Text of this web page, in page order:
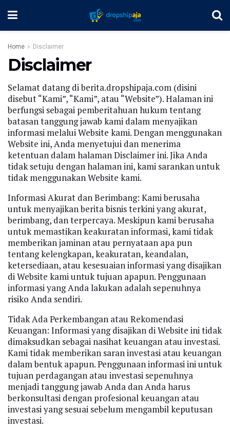
Home Disclaimer
Disclaimer
Selamat datang di berita.dropshipaja.com (disini
disebut “Kami”, “Kami”, atau “Website”). Halaman ini
berfungsi sebagai pemberitahuan hukum tentang
batasan tanggung jawab kami dalam menyajikan
informasi melalui Website kami. Dengan menggunakan
Website ini, Anda menyetujui dan menerima
ketentuan dalam halaman Disclaimer ini. Jika Anda
tidak setuju dengan halaman ini, kami sarankan untuk
tidak menggunakan Website kami.
Informasi Akurat dan Berimbang: Kami berusaha
untuk menyajikan berita bisnis terkini yang akurat,
berimbang, dan terpercaya. Meskipun kami berusaha
untuk memastikan keakuratan informasi, kami tidak
memberikan jaminan atau pernyataan apa pun
tentang kelengkapan, keakuratan, keandalan,
ketersediaan, atau kesesuaian informasi yang disajikan
di Website kami untuk tujuan apapun. Penggunaan
informasi yang Anda lakukan adalah sepenuhnya
risiko Anda sendiri.
Tidak Ada Perkembangan atau Rekomendasi
Keuangan: Informasi yang disajikan di Website ini tidak
dimaksudkan sebagai nasihat keuangan atau investasi.
Kami tidak memberikan saran investasi atau keuangan
dalam bentuk apapun. Penggunaan informasi ini untuk
tujuan perdagangan atau investasi sepenuhnya
menjadi tanggung jawab Anda dan Anda harus
berkonsultasi dengan profesional keuangan atau
investasi yang sesuai sebelum mengambil keputusan
investasi.